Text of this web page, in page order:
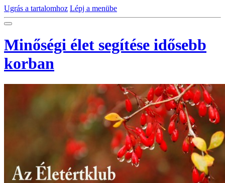
Ugrás a tartalomhoz Lépj a menübe
Minőségi élet segítése idősebb
korban